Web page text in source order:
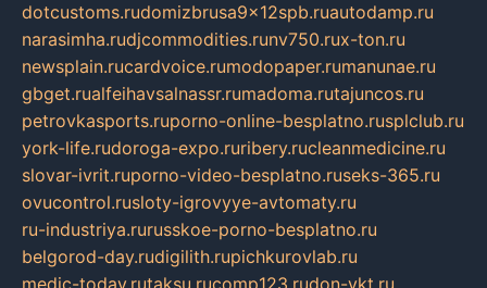
dotcustoms.rudomizbrusa9x12spb.ruautodamp.ru
narasimha.rudjcommodities.runv750.rux-ton.ru
newsplain.rucardvoice.rumodopaper.rumanunae.ru
gbget.rualfeihavsalnassr.rumadoma.rutajuncos.ru
petrovkasports.ruporno-online-besplatno.rusplclub.ru
york-life.rudoroga-expo.ruribery.rucleanmedicine.ru
slovar-ivrit.ruporno-video-besplatno.ruseks-365.ru
ovucontrol.rusloty-igrovyye-avtomaty.ru
ru-industriya.rurusskoe-porno-besplatno.ru
belgorod-day.rudigilith.rupichkurovlab.ru